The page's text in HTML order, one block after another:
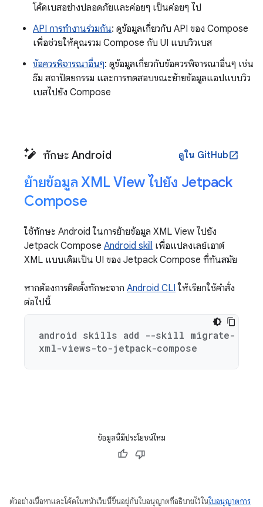
โค้ดเบสอย่างปลอดภัยและค่อยๆ เป็นค่อยๆ ไป
API การทำงานร่วมกัน: ดูข้อมูลเกี่ยวกับ API ของ Compose
เพื่อช่วยให้คุณรวม Compose กับ UI แบบวิวเบส
ข้อควรพิจารณาอื่นๆ: ดูข้อมูลเกี่ยวกับข้อควรพิจารณาอื่นๆ เช่น
ธีม สถาปัตยกรรม และการทดสอบขณะย้ายข้อมูลแอปแบบวิว
เบสไปยัง Compose
ทักษะ Android ดูใน GitHubopen_in_new
ย้ายข้อมูล XML View ไปยัง Jetpack
Compose
ใช้ทักษะ Android ในการย้ายข้อมูล XML View ไปยัง
Jetpack Compose Android skill เพื่อแปลงเลย์เอาต์
XML แบบเดิมเป็น UI ของ Jetpack Compose ที่ทันสมัย
หากต้องการติดตั้งทักษะจาก Android CLI ให้เรียกใช้คำสั่ง
ต่อไปนี้
android skills add --skill migrate-
xml-views-to-jetpack-compose
ข้อมูลนี้มีประโยชน์ไหม
ตัวอย่างเนื้อหาและโค้ดในหน้าเว็บนี้ขึ้นอยู่กับใบอนุญาตที่อธิบายไว้ในใบอนุญาตการ